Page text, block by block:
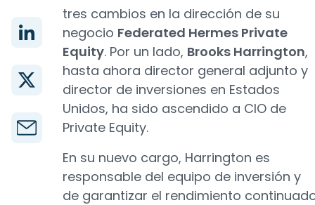
tres cambios en la dirección de su
negocio Federated Hermes Private
Equity. Por un lado, Brooks Harrington,
hasta ahora director general adjunto y
director de inversiones en Estados
Unidos, ha sido ascendido a CIO de
Private Equity.
En su nuevo cargo, Harrington es
responsable del equipo de inversión y
de garantizar el rendimiento